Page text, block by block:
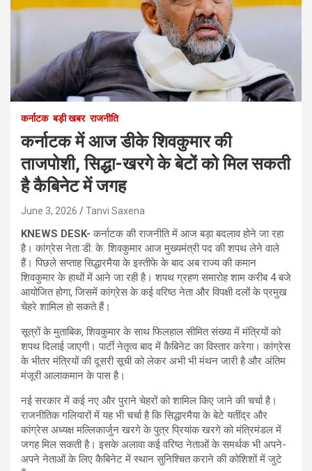
कर्नाटक बड़ी खबर राजनीति
कर्नाटक में आज डीके शिवकुमार की
ताजपोशी, सिद्धा-खरगे के बेटों को मिल सकती
है कैबिनेट में जगह
June 3, 2026 Tanvi Saxena
KNEWS DESK-कर्नाटक की राजनीति में आज बड़ा बदलाव होने जा रहा
है। कांग्रेस नेता डी. के. शिवकुमार आज मुख्यमंत्री पद की शपथ लेने वाले
हैं। पिछले सप्ताह सिद्धारमैया के इस्तीफे के बाद अब राज्य की कमान
शिवकुमार के हाथों में आने जा रही है। शपथ ग्रहण समारोह शाम करीब 4 बजे
आयोजित होगा, जिसमें कांग्रेस के कई वरिष्ठ नेता और विपक्षी दलों के प्रमुख
चेहरे शामिल हो सकते हैं।
सूत्रों के मुताबिक, शिवकुमार के साथ फिलहाल सीमित संख्या में मंत्रियों को
शपथ दिलाई जाएगी। पार्टी नेतृत्व बाद में कैबिनेट का विस्तार करेगा। कांग्रेस
के भीतर मंत्रियों की दूसरी सूची को लेकर अभी भी मंथन जारी है और अंतिम
मंजूरी आलाकमान के पास है।
नई सरकार में कई नए और पुराने चेहरों को शामिल किए जाने की चर्चा है।
राजनीतिक गलियारों में यह भी चर्चा है कि सिद्धारमैया के बेटे यतींद्र और
कांग्रेस अध्यक्ष मल्लिकार्जुन खरगे के पुत्र प्रियांक खरगे को मंत्रिमंडल में
जगह मिल सकती है। इसके अलावा कई वरिष्ठ नेताओं के समर्थक भी अपने-
अपने नेताओं के लिए कैबिनेट में स्थान सुनिश्चित कराने की कोशिशों में जुटे